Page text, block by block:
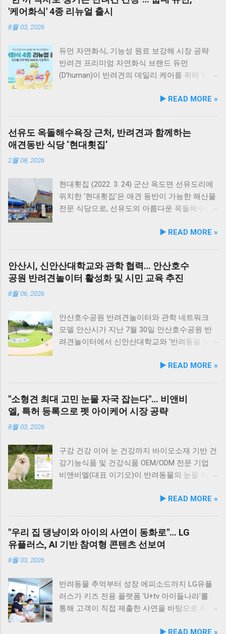
'케어화식' 4종 리뉴얼 출시
8월 03, 2026
듀먼 자연화식, 기능성 원료 보강해 시장 공략
반려견 프리미엄 자연화식 브랜드 듀먼
(D’human)이 반려견의 데일리 케어를 위해 맞춤
얼 출시했다고 3일 발표했다. 주요 건강 고민 맞
강 고민을 식사만으로 간편하게 관리할 수 있도
록 설계된 점이 핵심이다. 기존 레시피의 기호
수 있는 데일리 영양 케어 제품으로 업그레이드
됐다. 리뉴얼 라인업은 국내산 닭가슴살을 베이
스로 영역별 기능성 성분을 더한 4종으로 구성
홍합, 보스웰리아, 상어 연골을 배합해 관절과
슬을 배합해 눈 건강과 항산화를 돕는다. 닭가슴
살&연어 빛나는 피모 : 오메가-3가 풍부한 연어
토마토, 타우린, L-카르니틴을 조합해 활력과 체
력 컨디션 유지에 중점을 두었다. 100% 휴먼그
레이드 및 AAFCO 주식 영양 기준 충족 듀먼 케
이드 원료만을 사용한다. 특히 미국 사료관리협
영양제 추가 없이 주식으로 급여가 가능하다. 생
산 과정에서는 겔화제, 산화방지제, 착색료 등 8
기준을 적용해 안전성을 확보했다. 리뉴얼 기념
자사몰 특별 프로모션 진행 듀먼은 케어화식 리
뉴얼 출시를 기념해 오는 8월 10일까지 자사 공
▶️ READ MORE »
선유도 옥돌해수욕장 근처, 반려견과 함께하는
애견동반 식당 ‘현대횟집’
2월 08, 2026
현대횟집 (2022. 3. 24) 군산 옥도면 선유도리에
위치한 ‘현대횟집’은 애견 동반이 가능한 해산물
전문 식당으로, 선유도의 아름다운 옥돌해수욕
즐기기에 안성맞춤인 곳입니다. 옥돌해수욕장
지요. 옥돌해수욕장 풍경 현대횟집은 해수욕장
입구 부근에 자리해 있어 산책 후 편안하게 식사
동물과의 외출 시 식당 선택에 고민이 적어지는
장점이 있습니다. 포근한 계절에는 야외에서 선
유항의 조용한 풍경을 감상하며 식사하는 것도
은 싱싱한 활어 광어가 푸짐하게 올라가 있어 신
충분히 만족스러운 한 끼가 됩니다. 군산 고군산
군도 여행을 더욱 풍성하게 만드는 든든한 식사
앞 바다에 정박된 어선들을 바라보면, 마치 그림
같은 풍경이 펼쳐져 군산 바다 여행의 로망을 한
층 더해 줍니다. 반려견과 함께 자연의 아름다움
현대횟집은 군산 방문 시 반드시 들러볼 만한 애
여행 #애견동반식사 #고군산군도여행 #신선한
회덮밥 #반려동물함께 #바다여행맛집
▶️ READ MORE »
안산시, 신안산대학교와 관학 협력… 안산호수
공원 반려견놀이터 활성화 및 시민 교육 추진
8월 06, 2026
안산호수공원 반려견놀이터와 관학 네트워크
모델 안산시가 지난 7월 30일 안산호수공원 반
려견놀이터에서 신안산대학교와 ‘반려동물 문
이번 협약은 안산시의 풍부한 행정 자원과 신안
한 차원 끌어올리기 위해 추진됐다. 관학 협력을
통한 올바른 반려문화 정착 및 갈등 해소 안산시
원 사업을 전개한다. 양 기관의 핵심 협력 분야
는 다음과 같다. 반려견놀이터 운영 지원 및 이
용 활성화 반려동물 문화교실 및 반려견 행동교
등 관계 개선 및 중재 프로그램 특히 전문가 그
도심 속 동물 관련 이슈를 이성적·체계적으로 풀
어가는 계기를 마련했다. 1만 1,000㎡ 규모 '안산
업의 결실이다. 호수공원 내 급경사지로 활용도
가 낮았던 1만 1,000㎡ 부지를 재해석하여 조성
되었으며, 2025년 12월 착공 후 2026년 5월 준공
▶️ READ MORE »
"소형견 최대 고민 눈물 자국 잡는다"… 비앤비
엘, 특허 등록으로 펫 아이케어 시장 공략
8월 03, 2026
구강 건강 이어 눈 건강까지 바이오소재 기반 건
강기능식품 및 건강식품 OEM/ODM 전문 기업
비앤비엘(대표 이기오)이 반려동물의 눈물 자국
는 기능성 조성물 특허 등록을 마쳤다. 이번 특
빠르게 성장하는 펫 아이케어(Eye-Care) 시장
공략에 속도를 낸다. 산학협력 연구 성과 결실…
년 2월 최종 등록이 완료됐다. 발명자로는 김성
욱, 이기오, 김정민, 하정헌 연구진이 참여했으
며, 비앤비엘의 자체 R&D 역량과 단국대학교 식
▶️ READ MORE »
"우리 집 댕냥이와 아이의 사연이 동화로"… LG
유플러스, AI 기반 참여형 콘텐츠 선보여
8월 03, 2026
반려동물 추억부터 성장 에피소드까지 LG유플
러스가 키즈 전용 플랫폼 'U+tv 아이들나라'를
통해 고객이 직접 제출한 사연을 바탕으로 AI 동
▶️ READ MORE »